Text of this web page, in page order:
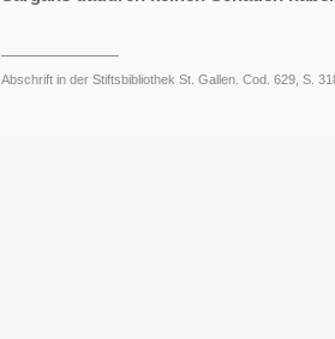
Abschrift in der Stiftsbibliothek St. Gallen. Cod. 629, S.